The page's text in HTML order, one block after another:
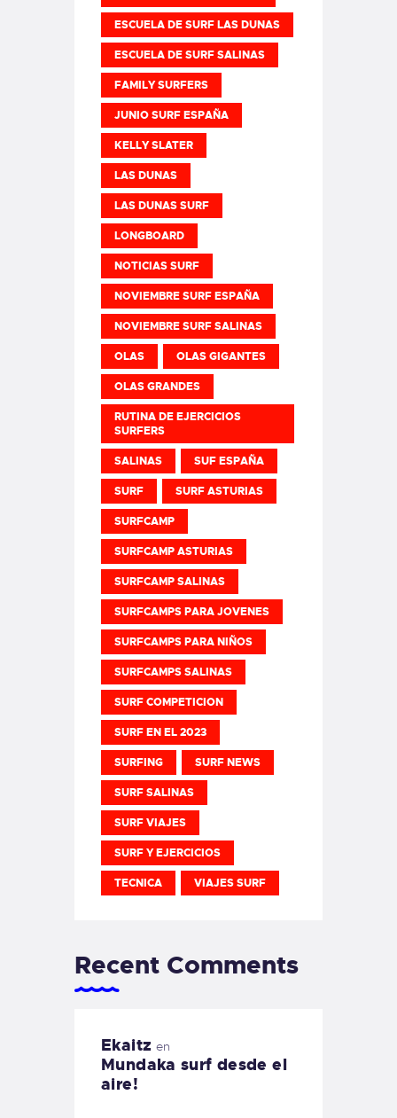
ESCUELA DE SURF LAS DUNAS
ESCUELA DE SURF SALINAS
FAMILY SURFERS
JUNIO SURF ESPAÑA
KELLY SLATER
LAS DUNAS
LAS DUNAS SURF
LONGBOARD
NOTICIAS SURF
NOVIEMBRE SURF ESPAÑA
NOVIEMBRE SURF SALINAS
OLAS OLAS GIGANTES
OLAS GRANDES
RUTINA DE EJERCICIOS
SURFERS
SALINAS SUF ESPAÑA
SURF SURF ASTURIAS
SURFCAMP
SURFCAMP ASTURIAS
SURFCAMP SALINAS
SURFCAMPS PARA JOVENES
SURFCAMPS PARA NIÑOS
SURFCAMPS SALINAS
SURF COMPETICION
SURF EN EL 2023
SURFING SURF NEWS
SURF SALINAS
SURF VIAJES
SURF Y EJERCICIOS
TECNICA VIAJES SURF
Recent Comments
Ekaitz en
Mundaka surf desde el
aire!